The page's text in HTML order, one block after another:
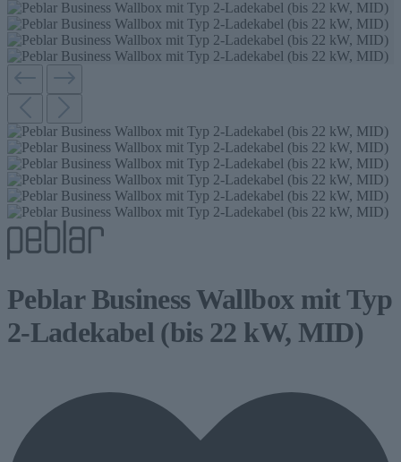
Peblar Business Wallbox mit Typ
2-Ladekabel (bis 22 kW, MID)